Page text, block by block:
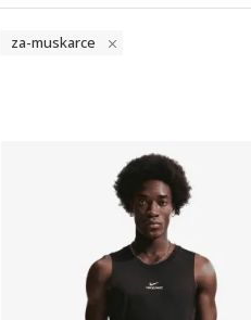
za-muskarce
Uporedi